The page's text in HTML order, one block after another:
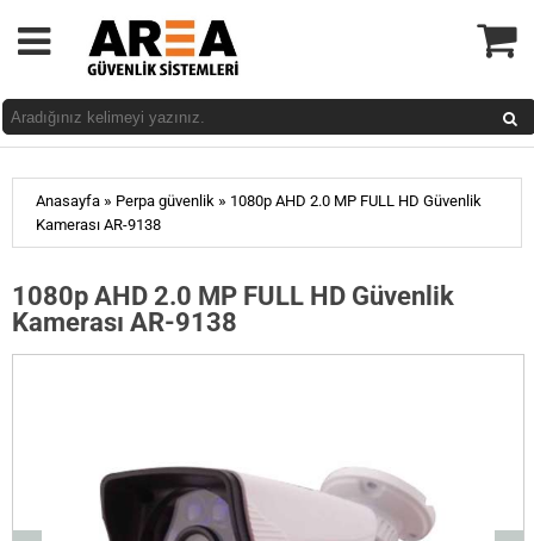
Anasayfa » Perpa güvenlik » 1080p AHD 2.0 MP FULL HD Güvenlik
Kamerası AR-9138
1080p AHD 2.0 MP FULL HD Güvenlik
Kamerası AR-9138